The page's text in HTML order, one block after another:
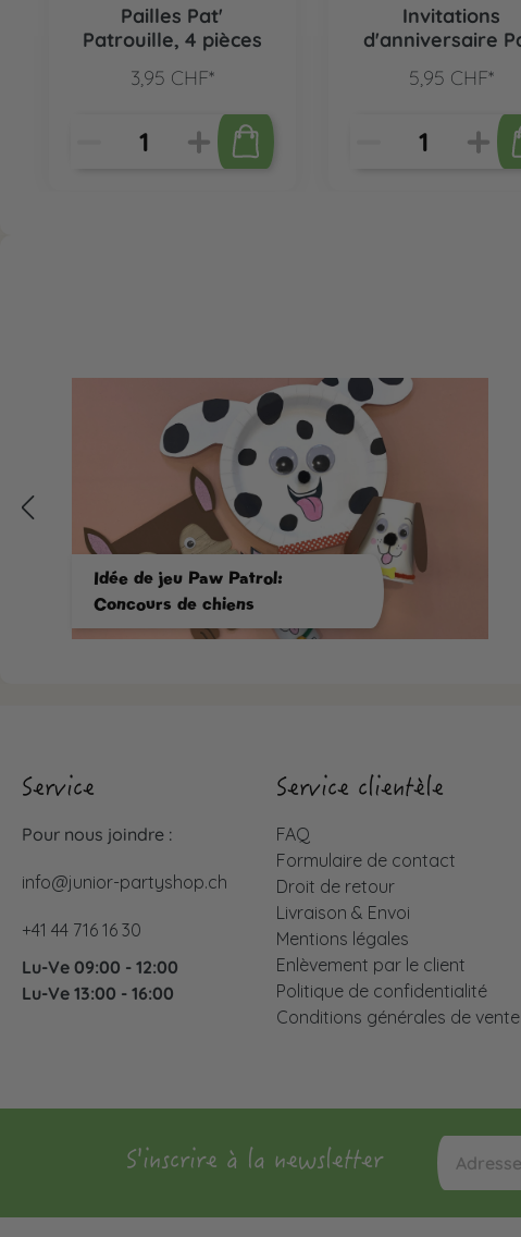
Pailles Pat'
Patrouille, 4 pièces
3,95 CHF*
Invitations
d'anniversaire
5,95 CHF*
Idée de jeu Paw Patrol:
Concours de chiens
Service
Pour nous joindre :
info@junior-partyshop.ch
+41 44 716 16 30
Lu-Ve 09:00 - 12:00
Lu-Ve 13:00 - 16:00
Service clientèle
FAQ
Formulaire de contact
Droit de retour
Livraison & Envoi
Mentions légales
Enlèvement par le client
Politique de confidentialité
Conditions générales de vente
S'inscrire à la newsletter